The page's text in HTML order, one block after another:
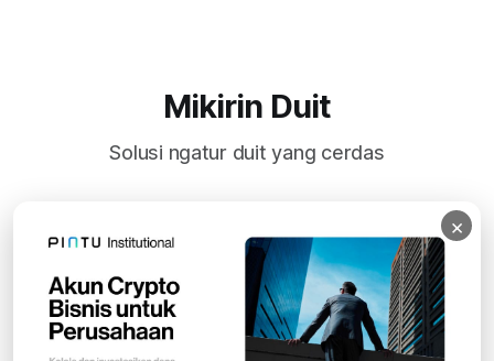
Mikirin Duit
Solusi ngatur duit yang cerdas
Subscribe
×